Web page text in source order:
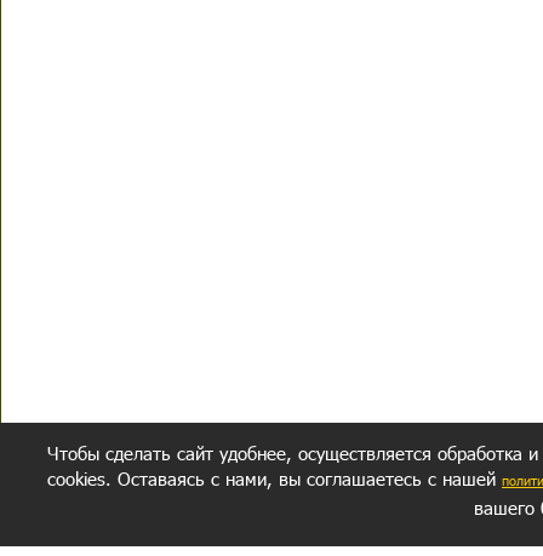
Чтобы сделать сайт удобнее, осуществляется обработка
cookies. Оставаясь с нами, вы соглашаетесь с нашей
вашего